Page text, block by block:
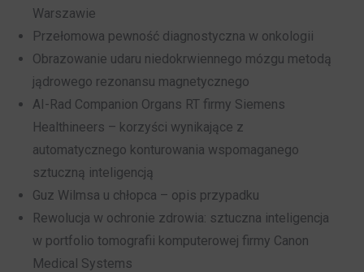
Warszawie
Przełomowa pewność diagnostyczna w onkologii
Obrazowanie udaru niedokrwiennego mózgu metodą
jądrowego rezonansu magnetycznego
AI-Rad Companion Organs RT firmy Siemens
Healthineers – korzyści wynikające z
automatycznego konturowania wspomaganego
sztuczną inteligencją
Guz Wilmsa u chłopca – opis przypadku
Rewolucja w ochronie zdrowia: sztuczna inteligencja
w portfolio tomografii komputerowej firmy Canon
Medical Systems